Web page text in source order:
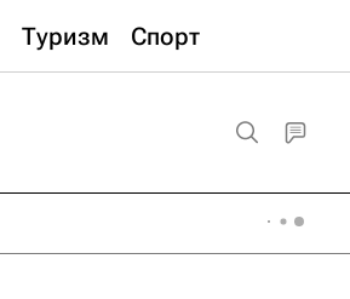
Туризм Спорт